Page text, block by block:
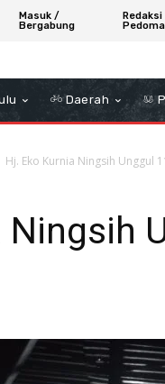
Masuk /
Bergabung
Redaksi
Daerah
Hj. Eko Kurnia Ningsih Unggul
Ningsih